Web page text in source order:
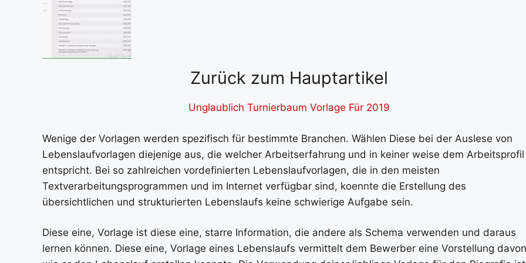
Zurück zum Hauptartikel
Unglaublich Turnierbaum Vorlage Für 2019
Wenige der Vorlagen werden spezifisch für bestimmte Branchen. Wählen Diese bei der Auslese von
Lebenslaufvorlagen diejenige aus, die welcher Arbeitserfahrung und in keiner weise dem Arbeitsprofil
entspricht. Bei so zahlreichen vordefinierten Lebenslaufvorlagen, die in den meisten
Textverarbeitungsprogrammen und im Internet verfügbar sind, koennte die Erstellung des
übersichtlichen und strukturierten Lebenslaufs keine schwierige Aufgabe sein.
Diese eine, Vorlage ist diese eine, starre Information, die andere als Schema verwenden und daraus
lernen können. Diese eine, Vorlage eines Lebenslaufs vermittelt dem Bewerber eine Vorstellung